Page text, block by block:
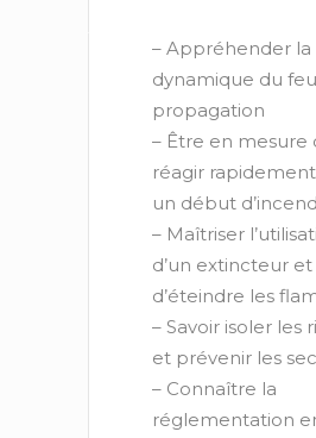
– Appréhender la
dynamique du
propagation
– Être en mesure
réagir
un début
– Maîtriser
d’un extincteur
d’éteindre les
– Savoir isoler les
et prévenir les
– Connaître la
réglementation